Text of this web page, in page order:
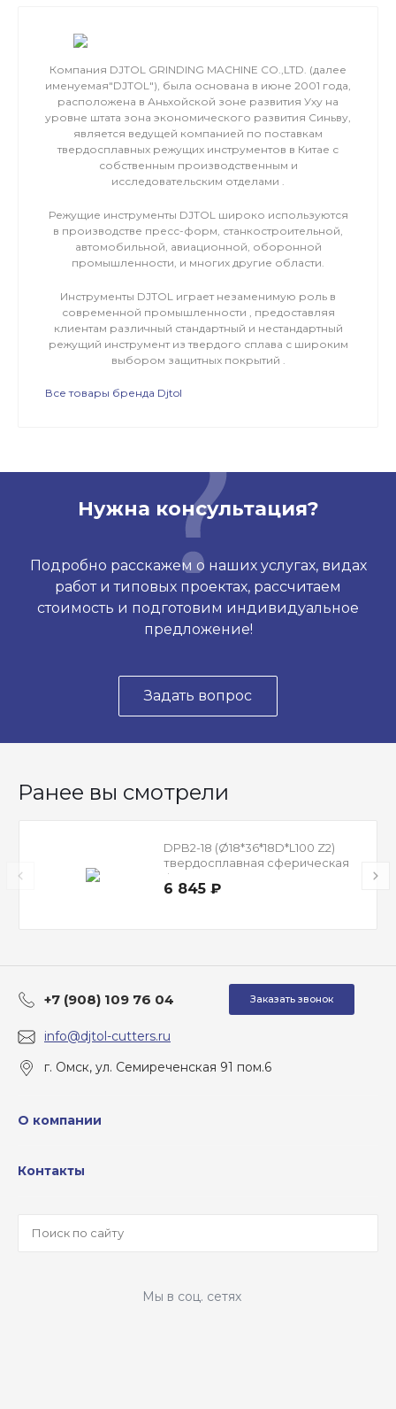
Компания DJTOL GRINDING MACHINE CO.,LTD. (далее
именуемая"DJTOL"), была основана в июне 2001 года,
расположена в Аньхойской зоне развития Уху на
уровне штата зона экономического развития Синьву,
является ведущей компанией по поставкам
твердосплавных режущих инструментов в Китае с
собственным производственным и
исследовательским отделами .
Режущие инструменты DJTOL широко используются
в производстве пресс-форм, станкостроительной,
автомобильной, авиационной, оборонной
промышленности, и многих другие области.
Инструменты DJTOL играет незаменимую роль в
современной промышленности , предоставляя
клиентам различный стандартный и нестандартный
режущий инструмент из твердого сплава с широким
выбором защитных покрытий .
Все товары бренда Djtol
Нужна консультация?
Подробно расскажем о наших услугах, видах
работ и типовых проектах, рассчитаем
стоимость и подготовим индивидуальное
предложение!
Задать вопрос
Ранее вы смотрели
DPB2-18 (Ø18*36*18D*L100 Z2)
твердосплавная сферическая
фреза по стали и чугуну
6 845 ₽
+7 (908) 109 76 04 Заказать звонок
info@djtol-cutters.ru
г. Омск, ул. Семиреченская 91 пом.6
О компании
Контакты
Мы в соц. сетях